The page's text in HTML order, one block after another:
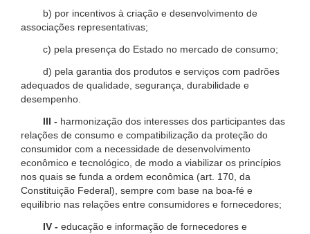
b) por incentivos à criação e desenvolvimento de
associações representativas;
c) pela presença do Estado no mercado de consumo;
d) pela garantia dos produtos e serviços com padrões
adequados de qualidade, segurança, durabilidade e
desempenho.
III - harmonização dos interesses dos participantes das
relações de consumo e compatibilização da proteção do
consumidor com a necessidade de desenvolvimento
econômico e tecnológico, de modo a viabilizar os princípios
nos quais se funda a ordem econômica (art. 170, da
Constituição Federal), sempre com base na boa-fé e
equilíbrio nas relações entre consumidores e fornecedores;
IV - educação e informação de fornecedores e